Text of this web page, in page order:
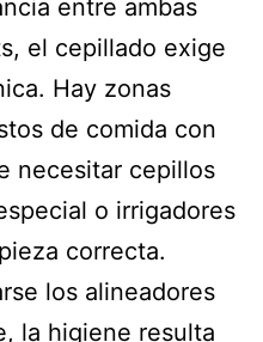
entre ambas
el cepillado exige
Hay zonas
de comida con
necesitar cepillos
o irrigadores
correcta.
los alineadores
la higiene resulta